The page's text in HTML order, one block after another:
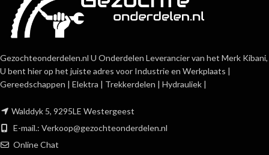
Gezochteonderdelen.nl U Onderdelen Leverancier van het Merk Kibani,
U bent hier op het juiste adres voor Industrie en Werkplaats |
Gereedschappen | Elektra | Trekkerdelen | Hydrauliek |
Walddyk 5, 9295LE Westergeest
E-mail.: Verkoop@gezochteonderdelen.nl
Online Chat